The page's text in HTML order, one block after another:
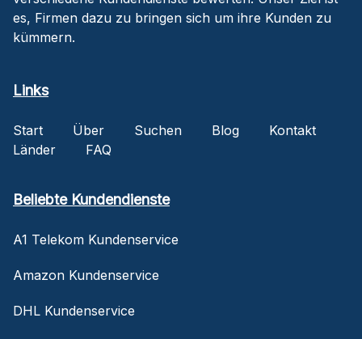
es, Firmen dazu zu bringen sich um ihre Kunden zu
kümmern.
Links
Start Über Suchen Blog
Kontakt
Länder
FAQ
Beliebte Kundendienste
A1 Telekom Kundenservice
Amazon Kundenservice
DHL Kundenservice